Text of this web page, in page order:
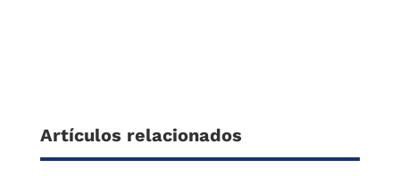
Artículos relacionados